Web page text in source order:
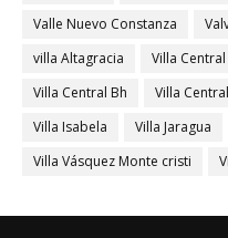
Valle Nuevo Constanza
villa Altagracia
Villa Central
Villa Central Bh
Villa
Villa Isabela
Villa Jaragua
Villa Vásquez Monte cristi